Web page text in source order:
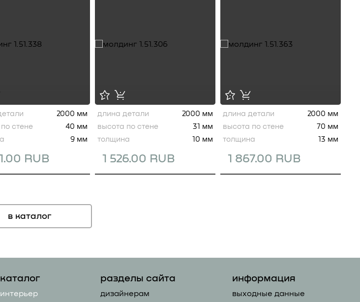
RUB
2000 мм
стене
40 мм
9 мм
1 526.00 RUB
длина детали
2000 мм
высота по стене
31 мм
толщина
10 мм
1 867.00 RUB
длина детали
2000 мм
высота по стене
70 мм
толщина
13 мм
в каталог
каталог
интерьер
разделы сайта
дизайнерам
информация
выходные данные